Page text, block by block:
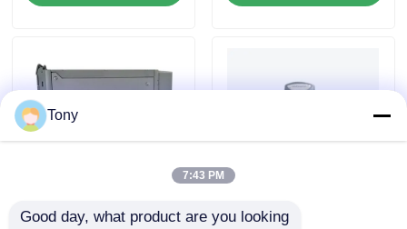
プログラム可能な論理のコントローラーPLC
ABB PLC モジュール
ICS T8314C 信頼され ICS TRIPLEX T9482
Tony
7:43 PM
Good day, what product are you looking